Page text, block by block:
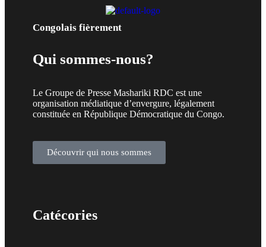
Congolais fièrement
Qui sommes-nous?
Le Groupe de Presse Mashariki RDC est une
organisation médiatique d’envergure, légalement
constituée en République Démocratique du Congo.
Découvrir qui nous sommes
Catécories